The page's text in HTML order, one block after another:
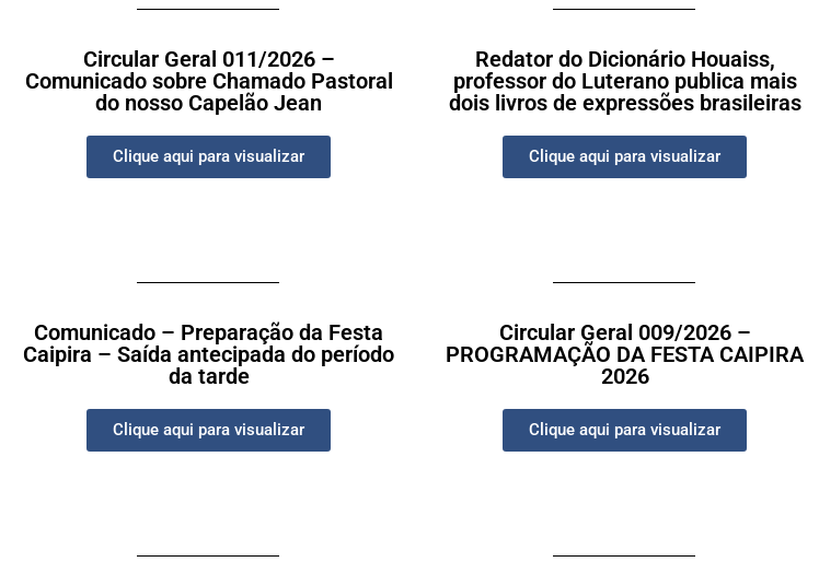
Circular Geral 011/2026 –
Comunicado sobre Chamado Pastoral
do nosso Capelão Jean
Clique aqui para visualizar
Redator do Dicionário Houaiss,
professor do Luterano publica mais
dois livros de expressões brasileiras
Clique aqui para visualizar
Comunicado – Preparação da Festa
Caipira – Saída antecipada do período
da tarde
Clique aqui para visualizar
Circular Geral 009/2026 –
PROGRAMAÇÃO DA FESTA CAIPIRA
2026
Clique aqui para visualizar